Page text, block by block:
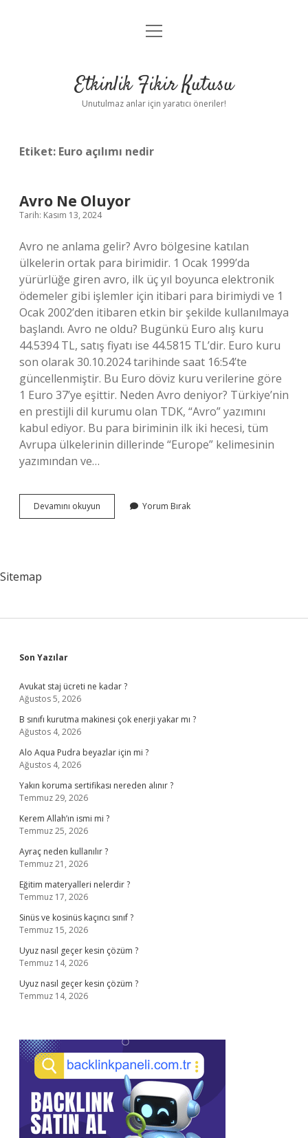
Anasayfa
Yasal Uyarı
menüyü
Etkinlik Fikir Kutusu
Unutulmaz anlar için yaratıcı öneriler!
Etiket: Euro açılımı nedir
Avro Ne Oluyor
Tarih: Kasım 13, 2024
Avro ne anlama gelir? Avro bölgesine katılan
ülkelerin ortak para birimidir. 1 Ocak 1999’da
yürürlüğe giren avro, ilk üç yıl boyunca elektronik
ödemeler gibi işlemler için itibari para birimiydi ve 1
Ocak 2002’den itibaren etkin bir şekilde kullanılmaya
başlandı. Avro ne oldu? Bugünkü Euro alış kuru
44.5394 TL, satış fiyatı ise 44.5815 TL’dir. Euro kuru
son olarak 30.10.2024 tarihinde saat 16:54’te
güncellenmiştir. Bu Euro döviz kuru verilerine göre
1 Euro 37’ye eşittir. Neden Avro deniyor? Türkiye’nin
en prestijli dil kurumu olan TDK, “Avro” yazımını
kabul ediyor. Bu para biriminin ilk iki hecesi, tüm
Avrupa ülkelerinin dillerinde “Europe” kelimesinin
yazımından ve…
Devamını okuyun
Ne
Yorum Bırak
Sitemap
Sidebar
Son Yazılar
Avukat staj ücreti ne kadar ?
Ağustos 5, 2026
B sınıfı kurutma makinesi çok enerji yakar mı ?
Ağustos 4, 2026
Alo Aqua Pudra beyazlar için mi ?
Ağustos 4, 2026
Yakın koruma sertifikası nereden alınır ?
Temmuz 29, 2026
Kerem Allah’ın ismi mi ?
Temmuz 25, 2026
Ayraç neden kullanılır ?
Temmuz 21, 2026
Eğitim materyalleri nelerdir ?
Temmuz 17, 2026
Sinüs ve kosinüs kaçıncı sınıf ?
Temmuz 15, 2026
Uyuz nasıl geçer kesin çözüm ?
Temmuz 14, 2026
Uyuz nasıl geçer kesin çözüm ?
Temmuz 14, 2026